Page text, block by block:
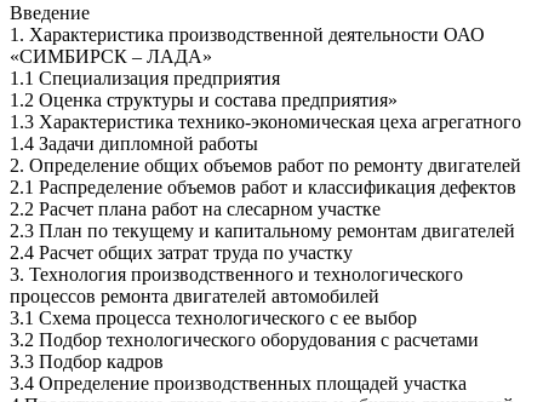
Введение
1. Характеристика производственной деятельности ОАО
«СИМБИРСК – ЛАДА»
1.1 Специализация предприятия
1.2 Оценка структуры и состава предприятия»
1.3 Характеристика технико-экономическая цеха агрегатного
1.4 Задачи дипломной работы
2. Определение общих объемов работ по ремонту двигателей
2.1 Распределение объемов работ и классификация дефектов
2.2 Расчет плана работ на слесарном участке
2.3 План по текущему и капитальному ремонтам двигателей
2.4 Расчет общих затрат труда по участку
3. Технология производственного и технологического
процессов ремонта двигателей автомобилей
3.1 Схема процесса технологического с ее выбор
3.2 Подбор технологического оборудования с расчетами
3.3 Подбор кадров
3.4 Определение производственных площадей участка